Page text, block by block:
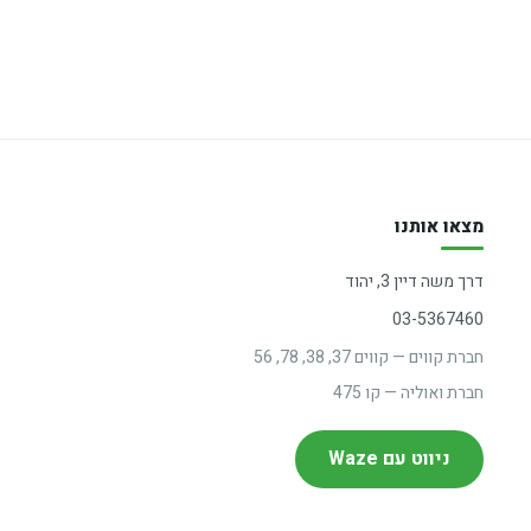
מצאו אותנו
דרך משה דיין 3, יהוד
03-5367460
חברת קווים — קווים 37, 38, 78, 56
חברת ואוליה — קו 475
ניווט עם Waze